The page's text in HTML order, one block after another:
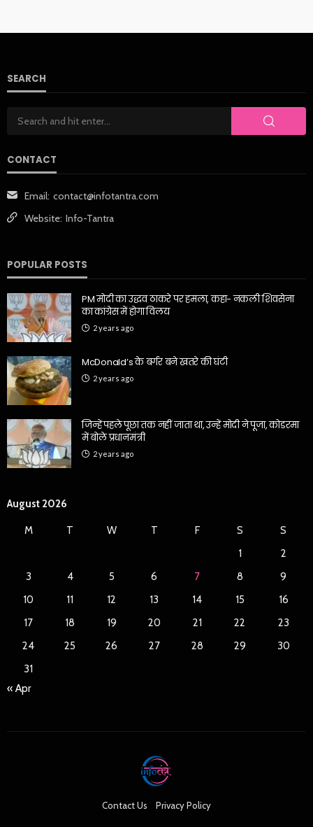
SEARCH
CONTACT
Email: contact@infotantra.com
Website: Info-Tantra
POPULAR POSTS
PM मोदी का उद्धव ठाकरे पर हमला, कहा- नकली शिवसेना
का कांग्रेस में होगा विलय
2 years ago
McDonald’s के बर्गर बने खतरे की घंटी
2 years ago
जिन्हें पहले पूछा तक नहीं जाता था, उन्हें मोदी ने पूजा, कोडरमा
में बोले प्रधानमंत्री
2 years ago
August 2026
M T W T F S
S
1
2
3
4 5 6 7 8
9
10
11 12 13 14 15
16
17
18 19 20 21 22
23
24
25 26 27 28 29
30
31
« Apr
Contact Us Privacy Policy